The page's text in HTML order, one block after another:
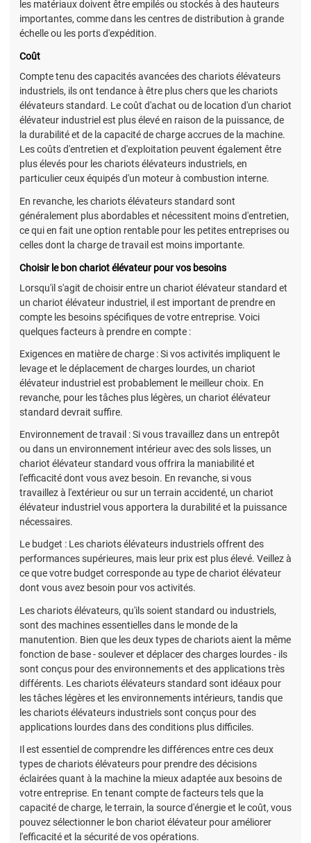
les matériaux doivent être empilés ou stockés à des hauteurs
importantes, comme dans les centres de distribution à grande
échelle ou les ports d'expédition.
Coût
Compte tenu des capacités avancées des chariots élévateurs
industriels, ils ont tendance à être plus chers que les chariots
élévateurs standard. Le coût d'achat ou de location d'un chariot
élévateur industriel est plus élevé en raison de la puissance, de
la durabilité et de la capacité de charge accrues de la machine.
Les coûts d'entretien et d'exploitation peuvent également être
plus élevés pour les chariots élévateurs industriels, en
particulier ceux équipés d'un moteur à combustion interne.
En revanche, les chariots élévateurs standard sont
généralement plus abordables et nécessitent moins d'entretien,
ce qui en fait une option rentable pour les petites entreprises ou
celles dont la charge de travail est moins importante.
Choisir le bon chariot élévateur pour vos besoins
Lorsqu'il s'agit de choisir entre un chariot élévateur standard et
un chariot élévateur industriel, il est important de prendre en
compte les besoins spécifiques de votre entreprise. Voici
quelques facteurs à prendre en compte :
Exigences en matière de charge : Si vos activités impliquent le
levage et le déplacement de charges lourdes, un chariot
élévateur industriel est probablement le meilleur choix. En
revanche, pour les tâches plus légères, un chariot élévateur
standard devrait suffire.
Environnement de travail : Si vous travaillez dans un entrepôt
ou dans un environnement intérieur avec des sols lisses, un
chariot élévateur standard vous offrira la maniabilité et
l'efficacité dont vous avez besoin. En revanche, si vous
travaillez à l'extérieur ou sur un terrain accidenté, un chariot
élévateur industriel vous apportera la durabilité et la puissance
nécessaires.
Le budget : Les chariots élévateurs industriels offrent des
performances supérieures, mais leur prix est plus élevé. Veillez à
ce que votre budget corresponde au type de chariot élévateur
dont vous avez besoin pour vos activités.
Les chariots élévateurs, qu'ils soient standard ou industriels,
sont des machines essentielles dans le monde de la
manutention. Bien que les deux types de chariots aient la même
fonction de base - soulever et déplacer des charges lourdes - ils
sont conçus pour des environnements et des applications très
différents. Les chariots élévateurs standard sont idéaux pour
les tâches légères et les environnements intérieurs, tandis que
les chariots élévateurs industriels sont conçus pour des
applications lourdes dans des conditions plus difficiles.
Il est essentiel de comprendre les différences entre ces deux
types de chariots élévateurs pour prendre des décisions
éclairées quant à la machine la mieux adaptée aux besoins de
votre entreprise. En tenant compte de facteurs tels que la
capacité de charge, le terrain, la source d'énergie et le coût, vous
pouvez sélectionner le bon chariot élévateur pour améliorer
l'efficacité et la sécurité de vos opérations.